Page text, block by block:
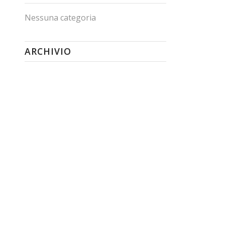
Nessuna categoria
ARCHIVIO